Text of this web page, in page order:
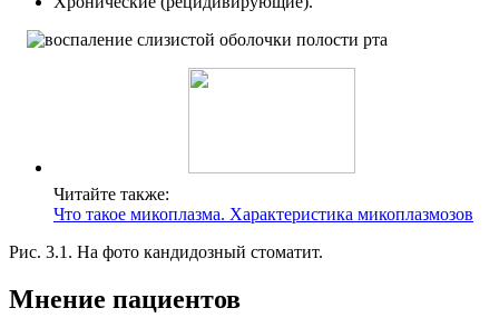
Читайте также:
Что такое микоплазма. Характеристика микоплазмозов
Рис. 3.1. На фото кандидозный стоматит.
Мнение пациентов